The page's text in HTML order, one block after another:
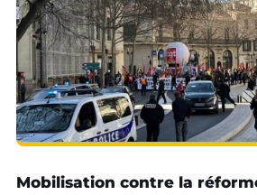
Mobilisation contre la